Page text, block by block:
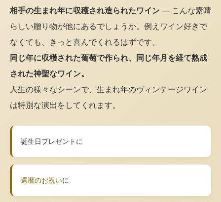
相手の生まれ年に収穫され造られたワイン — こんな素晴
らしい贈り物が他にあるでしょうか。例えワイン好きで
なくても、きっと喜んでくれるはずです。
同じ年に収穫された葡萄で作られ、同じ年月を経て熟成
された神聖なワイン。
人生の様々なシーンで、生まれ年のヴィンテージワイン
は特別な演出をしてくれます。
誕生日プレゼントに
還暦のお祝いに